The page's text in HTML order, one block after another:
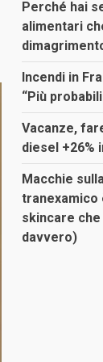
Perché hai
alimentari
Incendi in
“Più
Vacanze,
diesel +26%
Macchie
tranexamico
skincare
davvero)